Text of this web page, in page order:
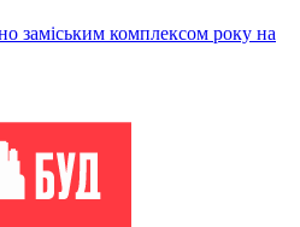
заміським комплексом року на